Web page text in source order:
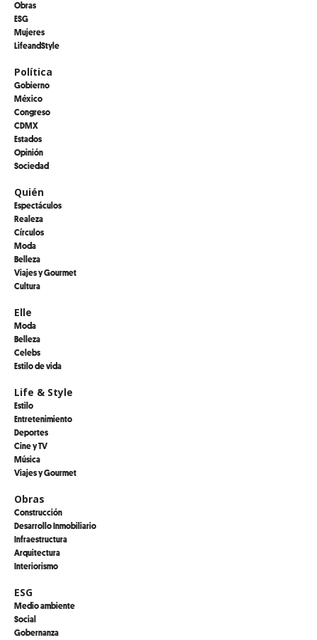
Obras
ESG
Mujeres
LifeandStyle
Política
Gobierno
México
Congreso
CDMX
Estados
Opinión
Sociedad
Quién
Espectáculos
Realeza
Círculos
Moda
Belleza
Viajes y Gourmet
Cultura
Elle
Moda
Belleza
Celebs
Estilo de vida
Life & Style
Estilo
Entretenimiento
Deportes
Cine y TV
Música
Viajes y Gourmet
Obras
Construcción
Desarrollo Inmobiliario
Infraestructura
Arquitectura
Interiorismo
ESG
Medio ambiente
Social
Gobernanza